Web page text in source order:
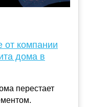
от компании
дома в
перестает